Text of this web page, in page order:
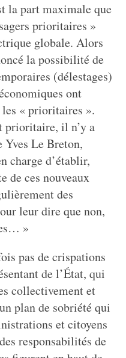
la part maximale que
prioritaires »
globale. Alors
la possibilité de
(délestages)
ont
« prioritaires ».
prioritaire, il n’y a
Le Breton,
charge d’établir,
de ces nouveaux
des
leur dire que non,
»
pas de crispations
de l’État, qui
collectivement et
plan de sobriété qui
et citoyens
responsabilités de